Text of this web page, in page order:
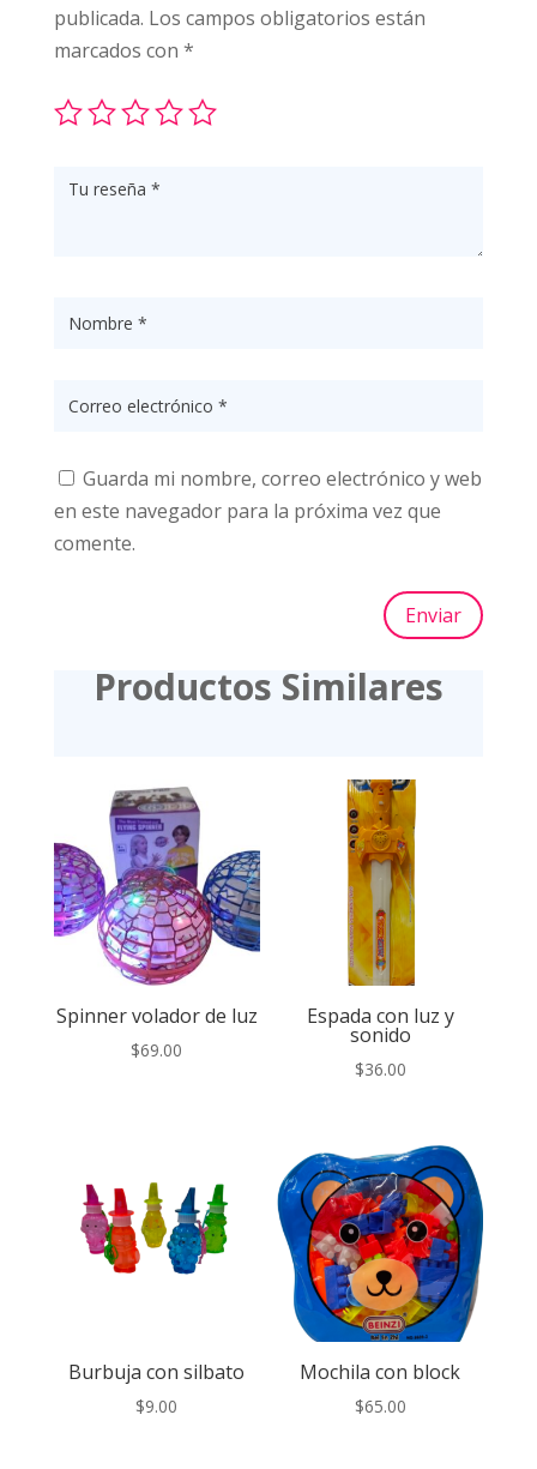
publicada. Los campos obligatorios están
marcados con *
Guarda mi nombre, correo electrónico y web
en este navegador para la próxima vez que
comente.
Enviar
Productos Similares
Spinner volador de luz
$69.00
Espada con luz y
sonido
$36.00
Burbuja con silbato
$9.00
Mochila con block
$65.00